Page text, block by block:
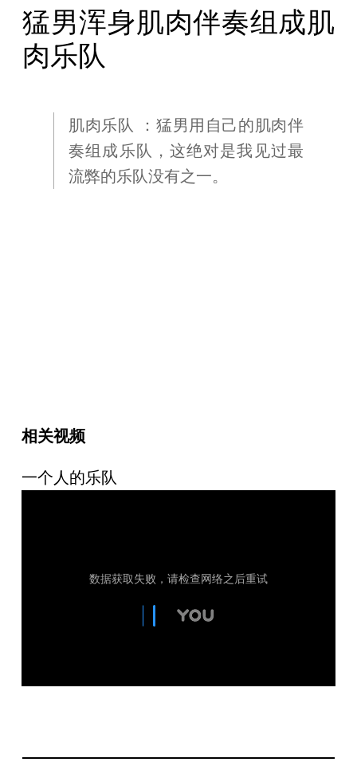
猛男浑身肌肉伴奏组成肌
肉乐队
肌肉乐队 ：猛男用自己的肌肉伴
奏组成乐队，这绝对是我见过最
流弊的乐队没有之一。
相关视频
一个人的乐队